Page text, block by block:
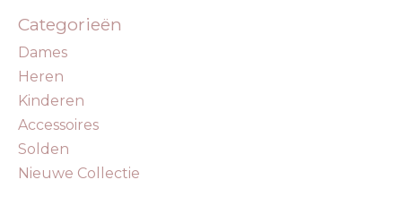
Categorieën
Dames
Heren
Kinderen
Accessoires
Solden
Nieuwe Collectie